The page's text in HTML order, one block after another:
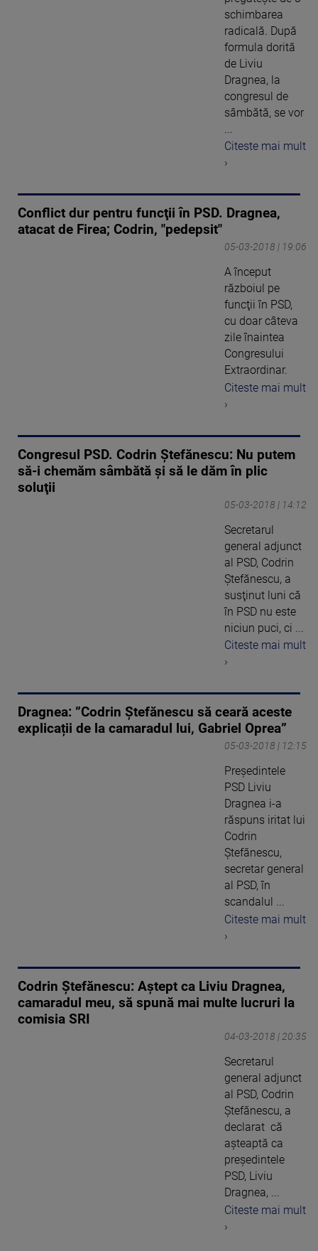
schimbarea
radicală. După
formula dorită
de Liviu
Dragnea, la
congresul de
sâmbătă, se vor
Citeste mai mult
›
Conflict dur pentru funcţii în PSD. Dragnea,
atacat de Firea; Codrin, "pedepsit"
05-03-2018 | 19:06
A început
războiul pe
funcţii în PSD,
cu doar câteva
zile înaintea
Congresului
Extraordinar.
Citeste mai mult
›
Congresul PSD. Codrin Ștefănescu: Nu putem
să-i chemăm sâmbătă şi să le dăm în plic
soluţii
05-03-2018 | 14:12
Secretarul
general adjunct
al PSD, Codrin
Ştefănescu, a
susţinut luni că
în PSD nu este
niciun puci, ci ...
Citeste mai mult
›
Dragnea: ”Codrin Ștefănescu să ceară aceste
explicații de la camaradul lui, Gabriel Oprea”
05-03-2018 | 12:15
Președintele
PSD Liviu
Dragnea i-a
răspuns iritat lui
Codrin
Ștefănescu,
secretar general
al PSD, în
scandalul ...
Citeste mai mult
›
Codrin Ştefănescu: Aştept ca Liviu Dragnea,
camaradul meu, să spună mai multe lucruri la
comisia SRI
04-03-2018 | 20:35
Secretarul
general adjunct
al PSD, Codrin
Ştefănescu, a
declarat că
aşteaptă ca
preşedintele
PSD, Liviu
Dragnea, ...
Citeste mai mult
›